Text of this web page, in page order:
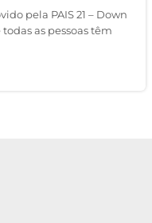
pela PAIS 21 – Down
as pessoas têm